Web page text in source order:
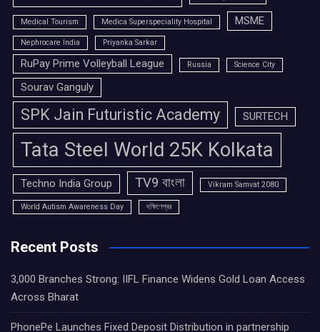
Medical Tourism Medica Superspeciality Hospital MSME
Nephrocare India Priyanka Sarkar
RuPay Prime Volleyball League Russia Science City
Sourav Ganguly
SPK Jain Futuristic Academy SURTECH
Tata Steel World 25K Kolkata
Techno India Group TV9 বাংলা Vikram Samvat 2080
World Autism Awareness Day দক্ষিণেশ্বর
Recent Posts
3,000 Branches Strong: IIFL Finance Widens Gold Loan Access
Across Bharat
PhonePe Launches Fixed Deposit Distribution in partnership